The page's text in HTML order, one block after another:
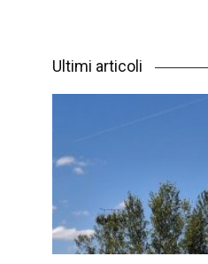
Ultimi articoli